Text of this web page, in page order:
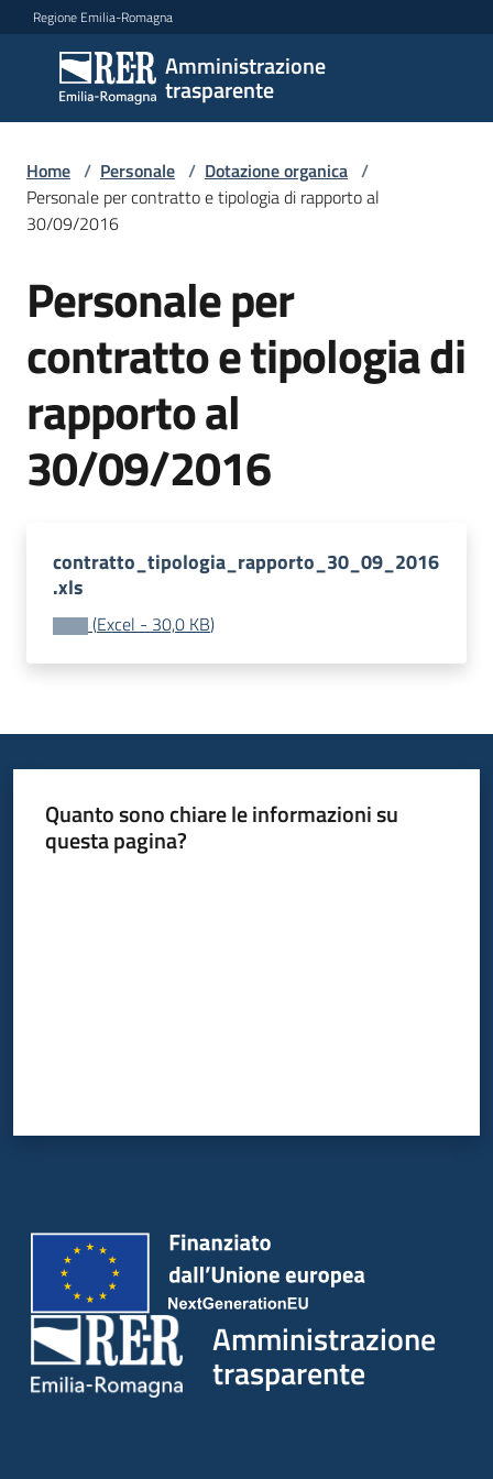
Vai al contenuto
Vai alla navigazione
Vai al footer
Regione Emilia-Romagna
Amministrazione
trasparente
Amministrazione
trasparente
Sottosezioni
Accesso
Home / Personale / Dotazione organica /
Personale per contratto e tipologia di rapporto al
30/09/2016
Personale per
contratto e tipologia di
rapporto al
30/09/2016
contratto_tipologia_rapporto_30_09_2016
.xls
(Excel - 30,0 KB)
Quanto sono chiare le informazioni su
questa pagina?
Amministrazione
trasparente